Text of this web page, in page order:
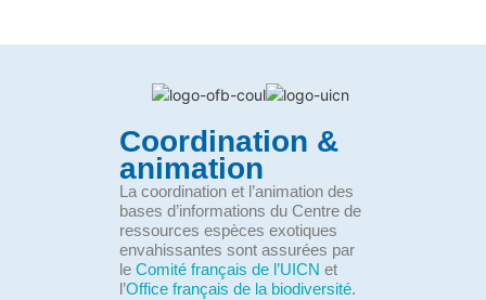
Coordination &
animation
La coordination et l’animation des
bases d’informations du Centre de
ressources espèces exotiques
envahissantes sont assurées par
le Comité français de l’UICN et
l’Office français de la biodiversité.